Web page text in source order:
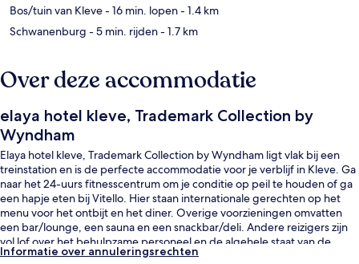
Bos/tuin van Kleve- 16 min. lopen- 1.4 km
Schwanenburg - 5 min. rijden- 1.7 km
Over deze accommodatie
elaya hotel kleve, Trademark Collection by
Wyndham
Elaya hotel kleve, Trademark Collection by Wyndham ligt vlak bij een
treinstation en is de perfecte accommodatie voor je verblijf in Kleve. Ga
naar het 24-uurs fitnesscentrum om je conditie op peil te houden of ga
een hapje eten bij Vitello. Hier staan internationale gerechten op het
menu voor het ontbijt en het diner. Overige voorzieningen omvatten
een bar/lounge, een sauna en een snackbar/deli. Andere reizigers zijn
vol lof over het behulpzame personeel en de algehele staat van de
accommodatie.
Informatie over annuleringsrechten